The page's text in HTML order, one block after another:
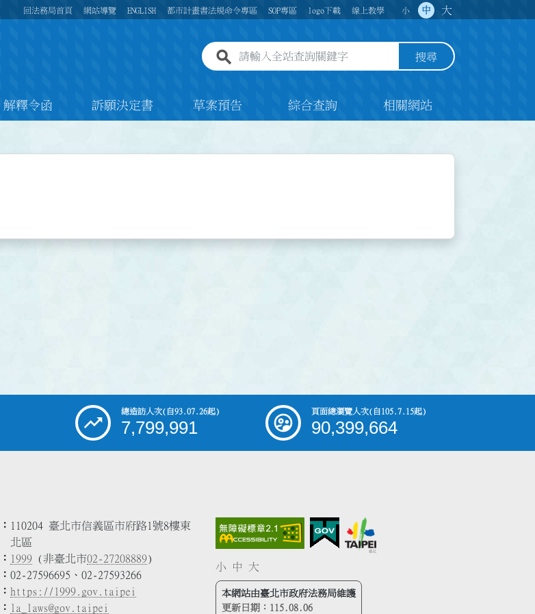
回法務局首頁 網站導覽 ENGLISH 都市計畫書法規命令專區 SOP專區 logo下載 線上教學 小 中 大
全站查詢關鍵字欄位 搜尋
解釋令函 訴願決定書 草案預告 綜合查詢 相關網站
總造訪人次(自93.07.26起)
7,799,991
頁面總瀏覽人次(自105.7.15起)
90,399,664
110204 臺北市信義區市府路1號8樓東
北區
1999 (非臺北市02-27208889)
02-27596695、02-27593266
https://1999.gov.taipei
la_laws@gov.taipei
小 中 大
本網站由臺北市政府法務局維護
更新日期： 115.08.06